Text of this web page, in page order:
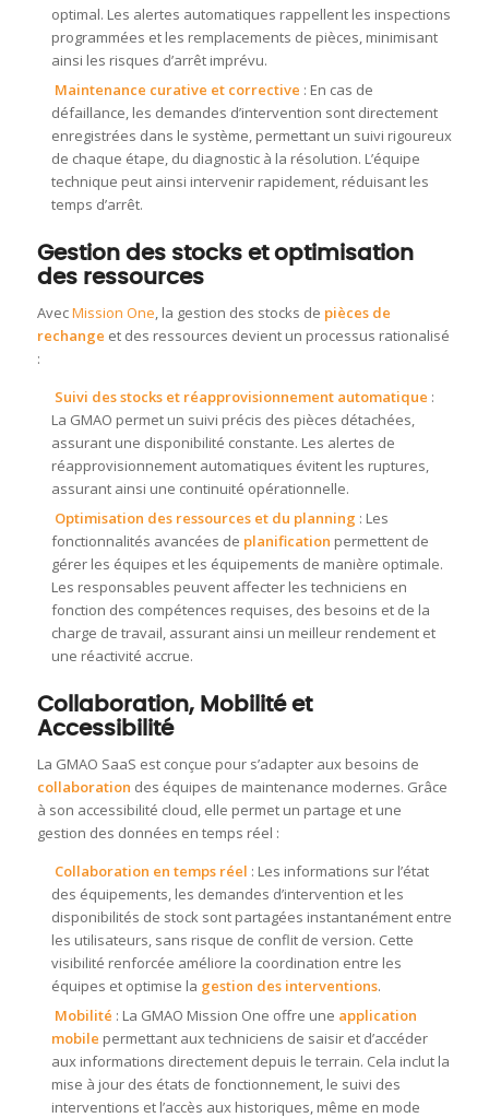
optimal. Les alertes automatiques rappellent les inspections
programmées et les remplacements de pièces, minimisant
ainsi les risques d’arrêt imprévu.
Maintenance curative et corrective : En cas de
défaillance, les demandes d’intervention sont directement
enregistrées dans le système, permettant un suivi rigoureux
de chaque étape, du diagnostic à la résolution. L’équipe
technique peut ainsi intervenir rapidement, réduisant les
temps d’arrêt.
Gestion des stocks et optimisation
des ressources
AvecMission One, la gestion des stocks de pièces de
rechange et des ressources devient un processus rationalisé
:
Suivi des stocks et réapprovisionnement automatique :
La GMAO permet un suivi précis des pièces détachées,
assurant une disponibilité constante. Les alertes de
réapprovisionnement automatiques évitent les ruptures,
assurant ainsi une continuité opérationnelle.
Optimisation des ressources et du planning : Les
fonctionnalités avancées de planification permettent de
gérer les équipes et les équipements de manière optimale.
Les responsables peuvent affecter les techniciens en
fonction des compétences requises, des besoins et de la
charge de travail, assurant ainsi un meilleur rendement et
une réactivité accrue.
Collaboration, Mobilité et
Accessibilité
La GMAO SaaS est conçue pour s’adapter aux besoins de
collaboration des équipes de maintenance modernes. Grâce
à son accessibilité cloud, elle permet un partage et une
gestion des données en temps réel :
Collaboration en temps réel : Les informations sur l’état
des équipements, les demandes d’intervention et les
disponibilités de stock sont partagées instantanément entre
les utilisateurs, sans risque de conflit de version. Cette
visibilité renforcée améliore la coordination entre les
équipes et optimise la gestion des interventions.
Mobilité : La GMAO Mission One offre une application
mobile permettant aux techniciens de saisir et d’accéder
aux informations directement depuis le terrain. Cela inclut la
mise à jour des états de fonctionnement, le suivi des
interventions et l’accès aux historiques, même en mode